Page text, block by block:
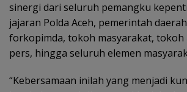
sinergi dari seluruh pemangku
jajaran Polda Aceh, pemerintah
forkopimda, tokoh masyarakat, tokoh
pers, hingga seluruh elemen
“Kebersamaan inilah yang menjadi